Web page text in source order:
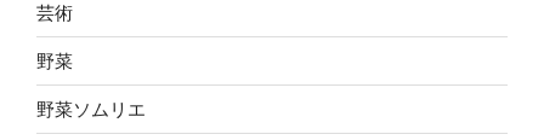
芸術
野菜
野菜ソムリエ